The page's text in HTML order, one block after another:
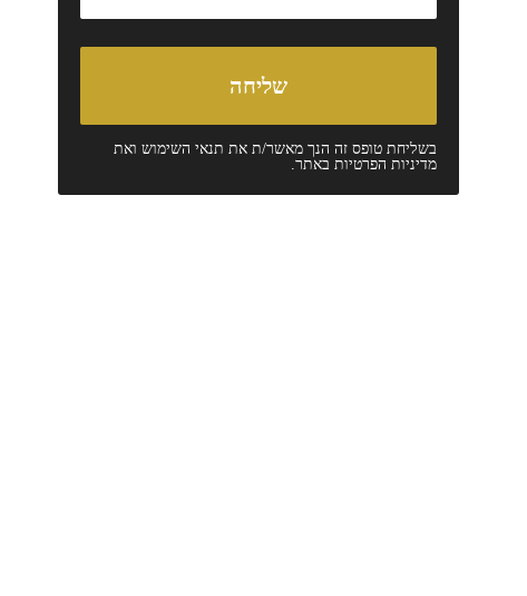
בשליחת טופס זה הנך מאשר/ת את תנאי השימושואת
מדיניות הפרטיותבאתר.